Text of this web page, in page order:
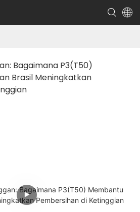
Bagaimana P3(T50)
Brasil Meningkatkan